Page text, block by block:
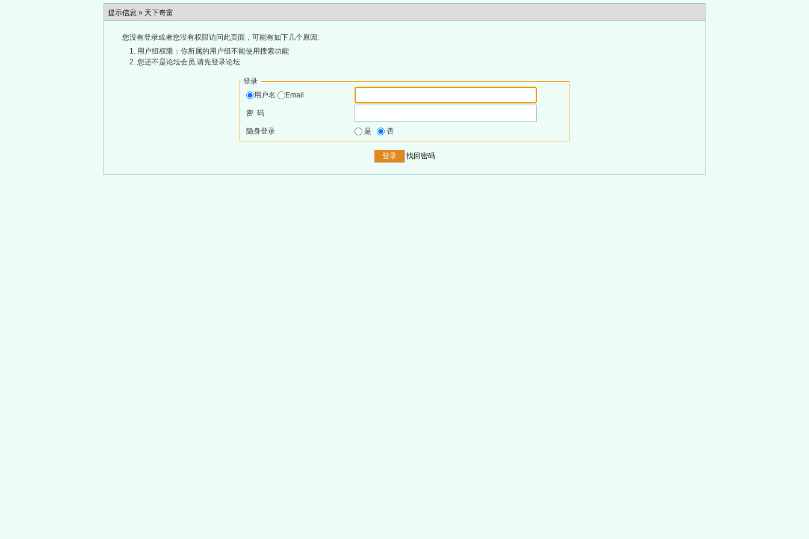
提示信息 » 天下奇富
您没有登录或者您没有权限访问此页面，可能有如下几个原因:
用户组权限：你所属的用户组不能使用搜索功能
您还不是论坛会员,请先登录论坛
登录
用户名
Email
密 码
隐身登录 是 否
找回密码